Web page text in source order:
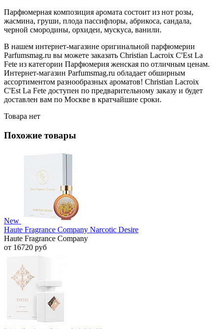
Парфюмерная композиция аромата состоит из нот розы,
жасмина, груши, плода пассифлоры, абрикоса, сандала,
черной смородины, орхидеи, мускуса, ванили.
В нашем интернет-магазине оригинальной парфюмерии
Parfumsmag.ru вы можете заказать Christian Lacroix C'Est La
Fete из категории Парфюмерия женская по отличным ценам.
Интернет-магазин Parfumsmag.ru обладает обширным
ассортиментом разнообразных ароматов! Christian Lacroix
C'Est La Fete доступен по предварительному заказу и будет
доставлен вам по Москве в кратчайшие сроки.
Товара нет
Похожие товары
New
Haute Fragrance Company Narcotic Desire
Haute Fragrance Company
от 16720 руб